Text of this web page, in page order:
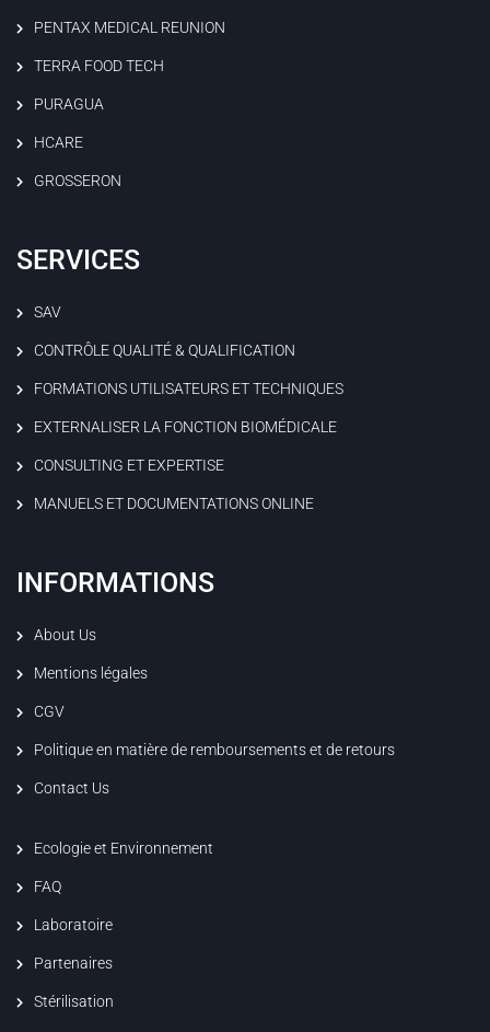
PENTAX MEDICAL REUNION
TERRA FOOD TECH
PURAGUA
HCARE
GROSSERON
SERVICES
SAV
CONTRÔLE QUALITÉ & QUALIFICATION
FORMATIONS UTILISATEURS ET TECHNIQUES
EXTERNALISER LA FONCTION BIOMÉDICALE
CONSULTING ET EXPERTISE
MANUELS ET DOCUMENTATIONS ONLINE
INFORMATIONS
About Us
Mentions légales
CGV
Politique en matière de remboursements et de retours
Contact Us
Ecologie et Environnement
FAQ
Laboratoire
Partenaires
Stérilisation